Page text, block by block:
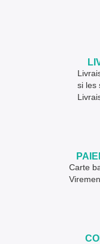
si les
Carte